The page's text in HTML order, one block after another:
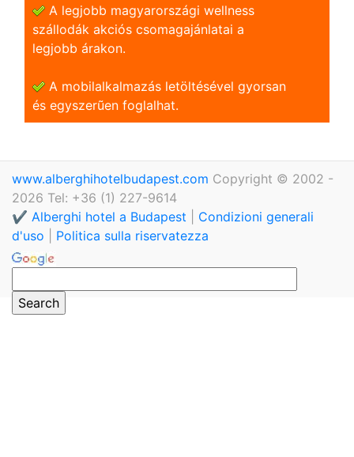
A legjobb magyarországi wellness
szállodák akciós csomagajánlatai a
legjobb árakon.
A mobilalkalmazás letöltésével gyorsan
és egyszerũen foglalhat.
www.alberghihotelbudapest.com Copyright © 2002 -
2026 Tel: +36 (1) 227-9614
✔️ Alberghi hotel a Budapest
Condizioni generali
d'uso
Politica sulla riservatezza